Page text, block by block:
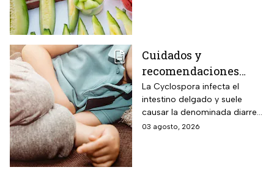
Cuidados y
recomendaciones
para niños ante los
riesgos por cyclospora
La Cyclospora infecta el
intestino delgado y suele
causar la denominada diarrea
explosiva, de acuerdo con
03 agosto, 2026